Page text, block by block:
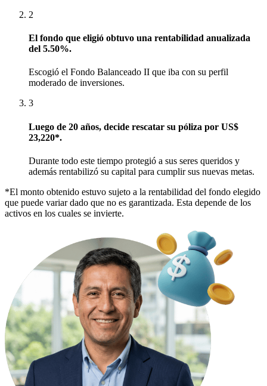
2
El fondo que eligió obtuvo una rentabilidad anualizada
del 5.50%.
Escogió el Fondo Balanceado II que iba con su perfil
moderado de inversiones.
3
Luego de 20 años, decide rescatar su póliza por US$
23,220*.
Durante todo este tiempo protegió a sus seres queridos y
además rentabilizó su capital para cumplir sus nuevas metas.
*El monto obtenido estuvo sujeto a la rentabilidad del fondo elegido
que puede variar dado que no es garantizada. Esta depende de los
activos en los cuales se invierte.